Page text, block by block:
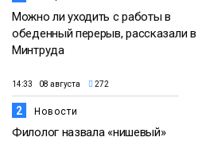
Можно ли уходить с работы в
обеденный перерыв, рассказали в
Минтруда
14:33 08 августа 272
2 Новости
Филолог назвала «нишевый»